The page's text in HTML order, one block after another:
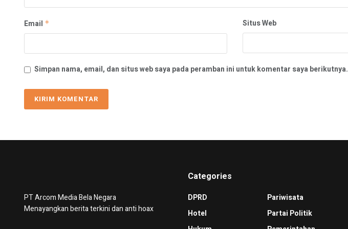
Email * Situs Web
Simpan nama, email, dan situs web saya pada peramban ini untuk komentar saya berikutnya.
PT Arcom Media Bela Negara
Menayangkan berita terkini dan anti hoax
Categories
DPRD
Hotel
Pariwisata
Partai Politik